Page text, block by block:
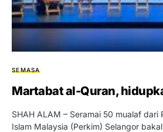
SEMASA
Martabat al-Quran,
SHAH ALAM – Seramai 50 mualaf dari
Islam Malaysia (Perkim) Selangor